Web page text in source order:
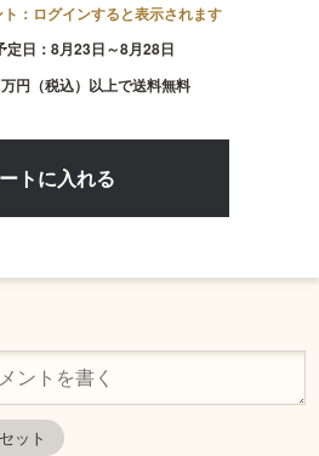
：ログインすると表示されます
定日：8月23日～8月28日
円（税込）以上で送料無料